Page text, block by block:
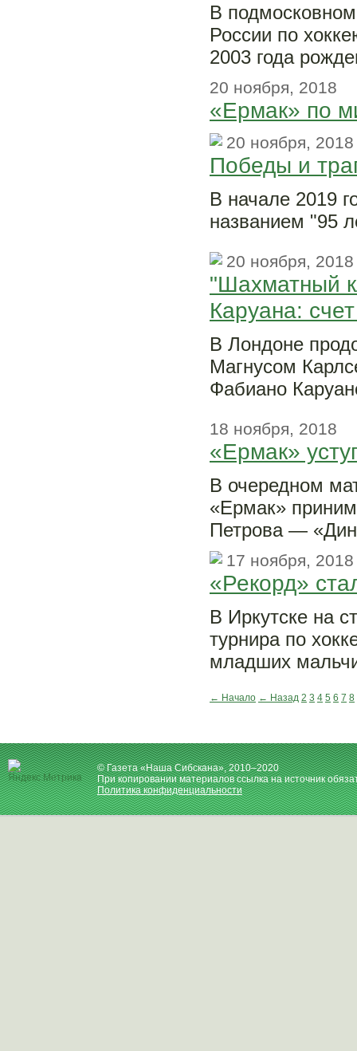
В
России по
2003 года
20 ноября, 2018
«Ермак» по
20 ноября, 2018
Победы и
В начале 2019
названием "95
20 ноября, 2018
"Шахматный
Каруана:
В Лондоне
Магнусом
Фабиано
18 ноября, 2018
«Ермак»
В очередном
«Ермак»
Петрова —
17 ноября, 2018
«Рекорд»
В Иркутске на
турнира по
младших
← Начало ← Назад 2 3 4 5 6 7 8
© Газета «Наша Сибскана», 2010–2020
При копировании материалов ссылка на источник
Политика конфиденциальности